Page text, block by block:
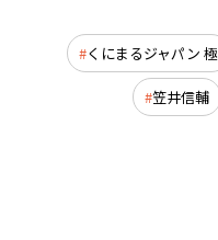
くにまるジャパン 極
笠井信輔